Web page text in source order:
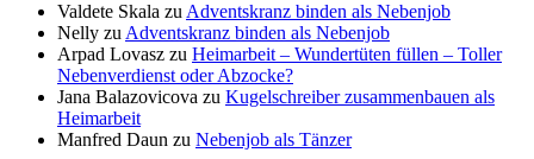
Valdete Skala zu Adventskranz binden als Nebenjob
Nelly zu Adventskranz binden als Nebenjob
Arpad Lovasz zu Heimarbeit – Wundertüten füllen – Toller
Nebenverdienst oder Abzocke?
Jana Balazovicova zu Kugelschreiber zusammenbauen als
Heimarbeit
Manfred Daun zu Nebenjob als Tänzer